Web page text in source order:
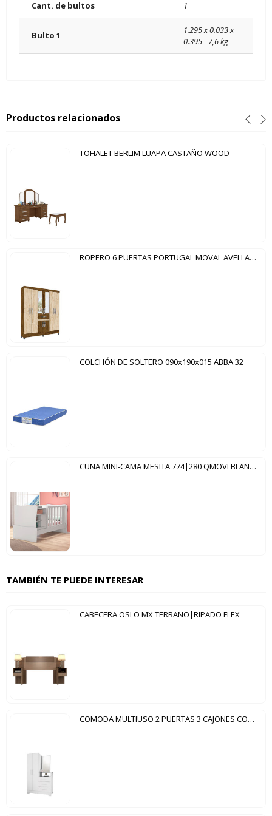
Cant. de bultos 1
Bulto 1
1.295 x 0.033 x
0.395 - 7,6 kg
Productos relacionados
TOHALET BERLIM LUAPA CASTAÑO WOOD
ROPERO 6 PUERTAS PORTUGAL MOVAL AVELLANA WOOD|CASTAÑO WOOD
COLCHÓN DE SOLTERO 090x190x015 ABBA 32
CUNA MINI-CAMA MESITA 774|280 QMOVI BLANCO
TAMBIÉN TE PUEDE INTERESAR
CABECERA OSLO MX TERRANO|RIPADO FLEX
COMODA MULTIUSO 2 PUERTAS 3 CAJONES CON ESPEJO NT5165 NOTAVEL BLANCO|ROSA